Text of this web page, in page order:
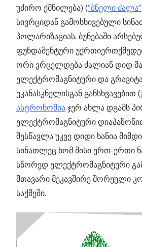
უძირო ქმნილება) (“ბნელი ძალა”
სივრციდან გამოსხივებული
პოლარიზაციას. ბუნებაში
ფუნდამენტური
ორი ვრცელდება ძალიან დიდ
ელექტრომაგნიტური და
უკანასკნელისგან განსხვავებით (
ასტრონომიაჯერ ახლა დგამს
ელექტრომაგნიტური
შესწავლა უკვე დიდი ხანია
სინათლეც ხომ მისი ერთ-ერთი
სწორედ ელექტრომაგნიტური
მთავარი მეკავშირე შორეული
საქმეში.